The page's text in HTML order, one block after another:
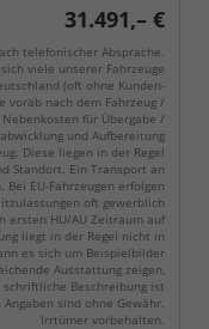
31.491,– €
telefonischer Absprache.
viele unserer Fahrzeuge
(oft ohne Kunden-
vorab nach dem Fahrzeug /
für Übergabe /
und Aufbereitung
Diese liegen in der Regel
Standort. Ein Transport an
EU-Fahrzeugen erfolgen
oft gewerblich
ersten HU/AU Zeitraum auf
liegt in der Regel nicht in
es sich um Beispielbilder
Ausstattung zeigen,
Beschreibung ist
sind ohne Gewähr.
Irrtümer vorbehalten.